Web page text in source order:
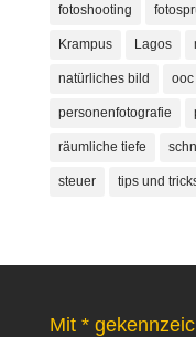
fotoshooting
Krampus Lagos
natürliches bild ooc
personenfotografie
räumliche tiefe
steuer tips und
Mit *